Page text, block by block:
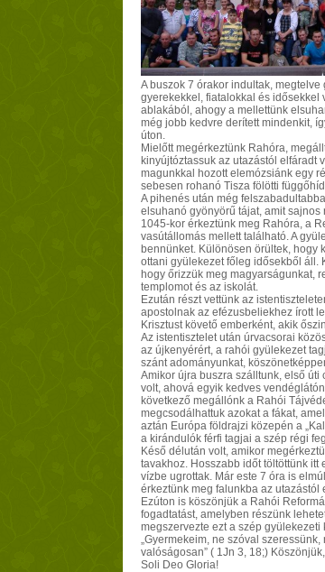
A buszok 7 órakor indultak,
gyerekekkel, fiatalokkal és idősekkel
ablakából, ahogy a mellettünk
még jobb kedvre derített mindenkit,
úton.
Mielőtt megérkeztünk Rahóra,
kinyújtóztassuk az utazástól elfáradt
magunkkal hozott elemózsiánk egy
sebesen rohanó Tisza fölötti
A pihenés után még
elsuhanó gyönyörű tájat, amit sajnos
1045-kor érkeztünk meg Rahóra, a
vasútállomás mellett található. A
bennünket. Különösen örültek, hogy
ottani gyülekezet főleg idősekből áll.
hogy őrizzük meg magyarságunkat,
templomot és az iskolát.
Ezután részt vettünk az
apostolnak az efézusbeliekhez írott
Krisztust követő emberként, akik
Az istentisztelet után úrvacsorai
az újkenyérért, a rahói gyülekezet
szánt adományunkat,
Amikor újra buszra szálltunk, első
volt, ahová egyik kedves
következő megállónk a Rahói
megcsodálhattuk azokat a fákat,
aztán Európa földrajzi közepén a
a kirándulók férfi tagjai a szép régi
Késő délután volt, amikor
tavakhoz. Hosszabb időt töltöttünk
vízbe ugrottak. Már este 7 óra is
érkeztünk meg falunkba az utazástól
Ezúton is köszönjük a Rahói
fogadtatást, amelyben részünk
megszervezte ezt a szép gyülekezeti
„Gyermekeim, ne szóval
valóságosan” ( 1Jn 3, 18;)
Soli Deo Gloria!